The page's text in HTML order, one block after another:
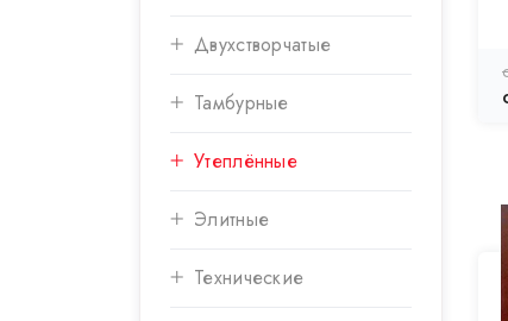
Двухстворчатые
Тамбурные
Утеплённые
Элитные
Технические